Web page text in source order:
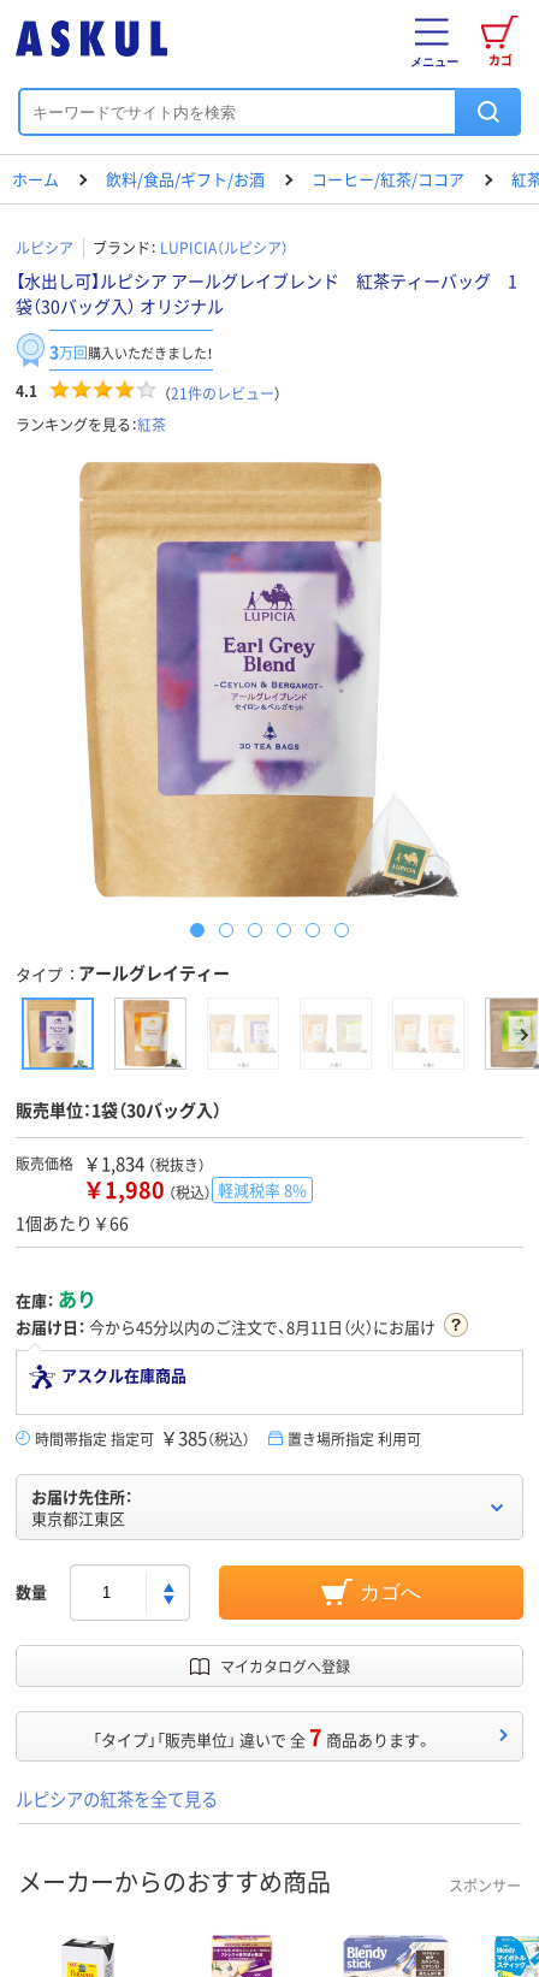
カゴ
メニュー
ホーム 飲料/食品/ギフト/お酒 コーヒー/紅茶/ココア 紅
ルピシア ブランド： LUPICIA（ルピシア）
【水出し可】ルピシア アールグレイブレンド 紅茶ティーバッグ 1
袋（30バッグ入） オリジナル
3万回購入いただきました！
4.1 （21件のレビュー）
ランキングを見る：紅茶
タイプ アールグレイティー
販売単位：1袋（30バッグ入）
販売価格 ￥1,834 （税抜き）
￥1,980 （税込） 軽減税率 8%
1個あたり￥66
在庫： あり
お届け日： 今から45分以内のご注文で、8月11日（火）にお届け
アスクル在庫商品
時間帯指定 指定可 ￥385（税込） 置き場所指定 利用可
お届け先住所：
東京都江東区
数量 カゴへ
マイカタログへ登録
「タイプ」「販売単位」 違いで 全7 商品あります。
ルピシアの紅茶を全て見る
メーカーからのおすすめ商品 スポンサー